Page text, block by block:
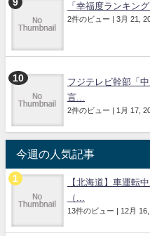
「幸福度ランキン
2件のビュー | 3月 21,
フジテレビ幹部「
言...
2件のビュー | 1月 17,
今週の人気記事
【北海道】車運転
（...
13件のビュー | 12月